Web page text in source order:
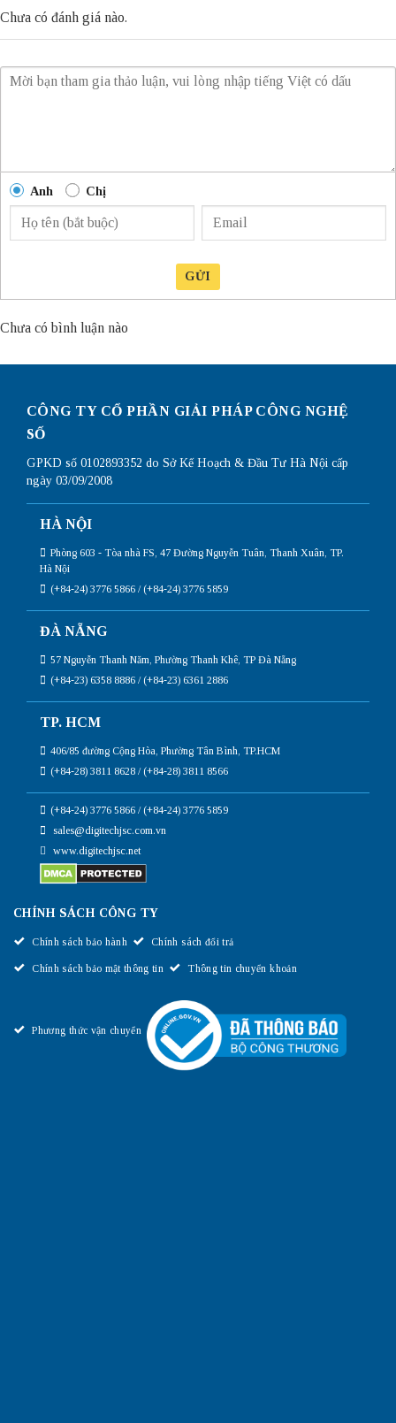
Chưa có đánh giá nào.
Anh Chị
GỬI
Chưa có bình luận nào
CÔNG TY CỔ PHẦN GIẢI PHÁP CÔNG NGHỆ
SỐ
GPKD số 0102893352 do Sở Kế Hoạch & Đầu Tư Hà Nội cấp
ngày 03/09/2008
HÀ NỘI
Phòng 603 - Tòa nhà FS, 47 Đường Nguyễn Tuân, Thanh Xuân, TP.
Hà Nội
(+84-24) 3776 5866 / (+84-24) 3776 5859
ĐÀ NẴNG
57 Nguyễn Thanh Năm, Phường Thanh Khê, TP Đà Nẵng
(+84-23) 6358 8886 / (+84-23) 6361 2886
TP. HCM
406/85 đường Cộng Hòa, Phường Tân Bình, TP.HCM
(+84-28) 3811 8628 / (+84-28) 3811 8566
(+84-24) 3776 5866 / (+84-24) 3776 5859
sales@digitechjsc.com.vn
www.digitechjsc.net
CHÍNH SÁCH CÔNG TY
Chính sách bảo hành Chính sách đổi trả
Chính sách bảo mật thông tin Thông tin chuyển khoản
Phương thức vận chuyển